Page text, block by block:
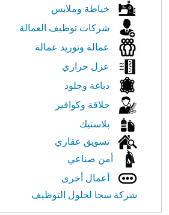
خياطة وملابس
شركات توظيف العمالة
عمالة وتوريد عمالة
عزل حراري
دباغة وجلود
حلاقة وكوافير
بلاستيك
تسويق عقاري
أمن صناعي
أعمال أخرى
شركة سجا لحلول التوظيف